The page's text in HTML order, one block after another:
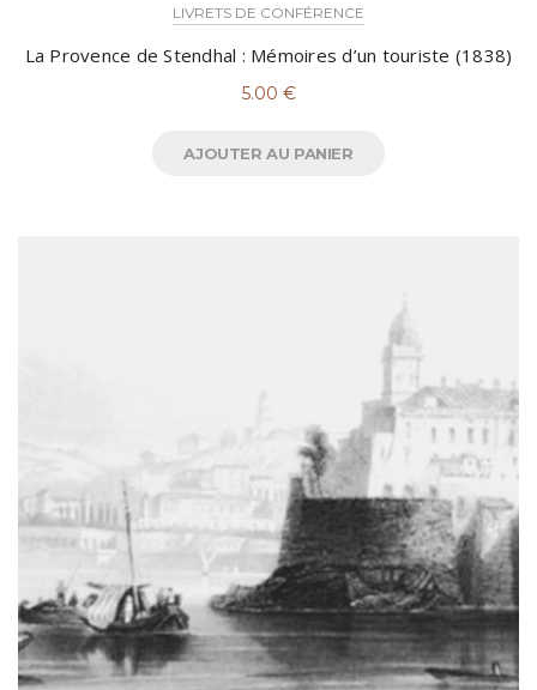
LIVRETS DE CONFÉRENCE
La Provence de Stendhal : Mémoires d’un touriste (1838)
5.00 €
AJOUTER AU PANIER